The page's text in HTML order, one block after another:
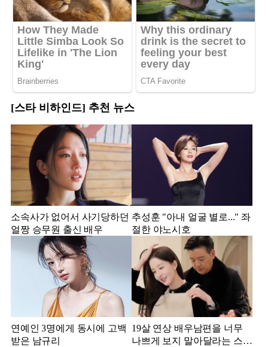
[스타 비하인드] 추천 뉴스
소속사가 없어서 사기당하던
얼짱 승무원 출신 배우
추성훈 "아내 얼굴 별로..." 좌
절한 야노시호
연예인 3명에게 동시에 고백
받은 남규리
19살 연상 배우남편을 너무
나쁘게 보지 말아달라는 스타